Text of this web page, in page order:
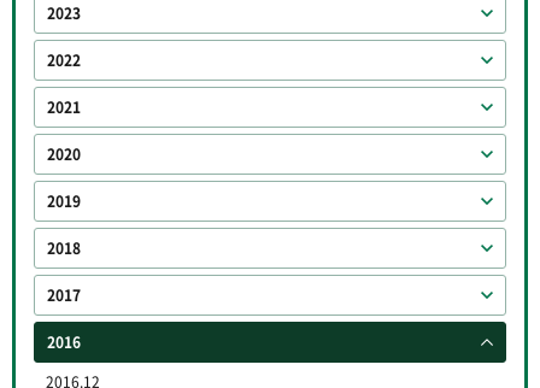
2023
2022
2021
2020
2019
2018
2017
2016
2016.12